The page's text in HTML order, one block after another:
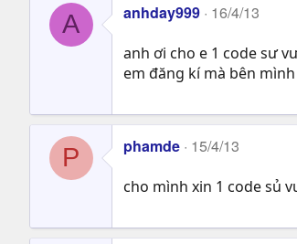
A anhday999 16/4/13
anh ơi cho e 1 code sư
em đăng kí mà bên
P phamde 15/4/13
cho mình xin 1 code sủ